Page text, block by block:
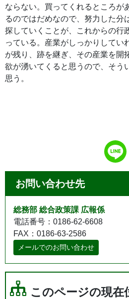
ならない。買ってくれるところが
るのではだめなので、努力した分
探していくことが、これからの行
っている。産業がしっかりしてい
が残り、跡を継ぎ、その産業を開
欲が湧いてくると思うので、そう
思う。
お問い合わせ先
総務部 総合政策課 広報係
電話番号：0186-62-6608
FAX：0186-63-2586
メールでのお問い合わせ
このページの現在